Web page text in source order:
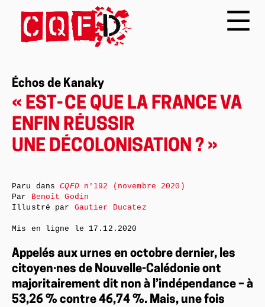
Échos de Kanaky
« EST- CE QUE LA FRANCE VA
ENFIN RÉUSSIR
UNE DÉCOLONISATION ? »
Appelés aux urnes en octobre dernier, les
citoyen·nes de Nouvelle-Calédonie ont
majoritairement dit non à l’indépendance – à
53,26 % contre 46,74 %. Mais, une fois
Paru dansCQFDn°192 (novembre 2020)
Par Benoît Godin
Illustré par Gautier Ducatez
Mis en ligne le 17.12.2020